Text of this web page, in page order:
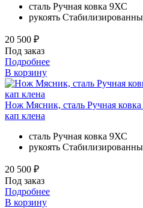
сталь Ручная ковка 9ХС
рукоять
20 500 ₽
Под заказ
Подробнее
В корзину
Нож Мясник, сталь Ручная
кап клена
сталь Ручная ковка 9ХС
рукоять
20 500 ₽
Под заказ
Подробнее
В корзину